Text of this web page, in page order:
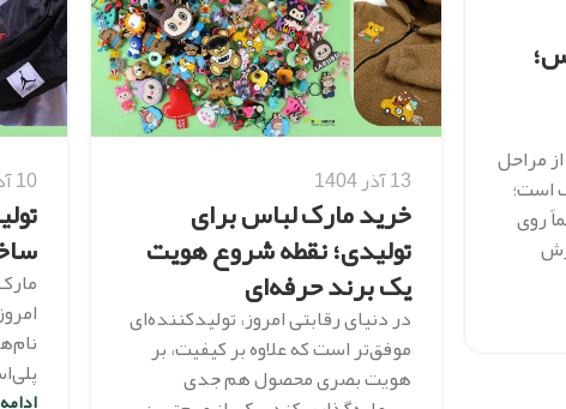
مراحل
است؛
روی
13 آذر 1404
خرید مارک لباس برای
تولیدی؛ نقطه شروع هویت
یک برند حرفه‌ای
در دنیای رقابتی امروز، تولیدکننده‌ای
موفق‌تر است که علاوه بر کیفیت، بر
هویت بصری محصول هم جدی
10 آذر 1404